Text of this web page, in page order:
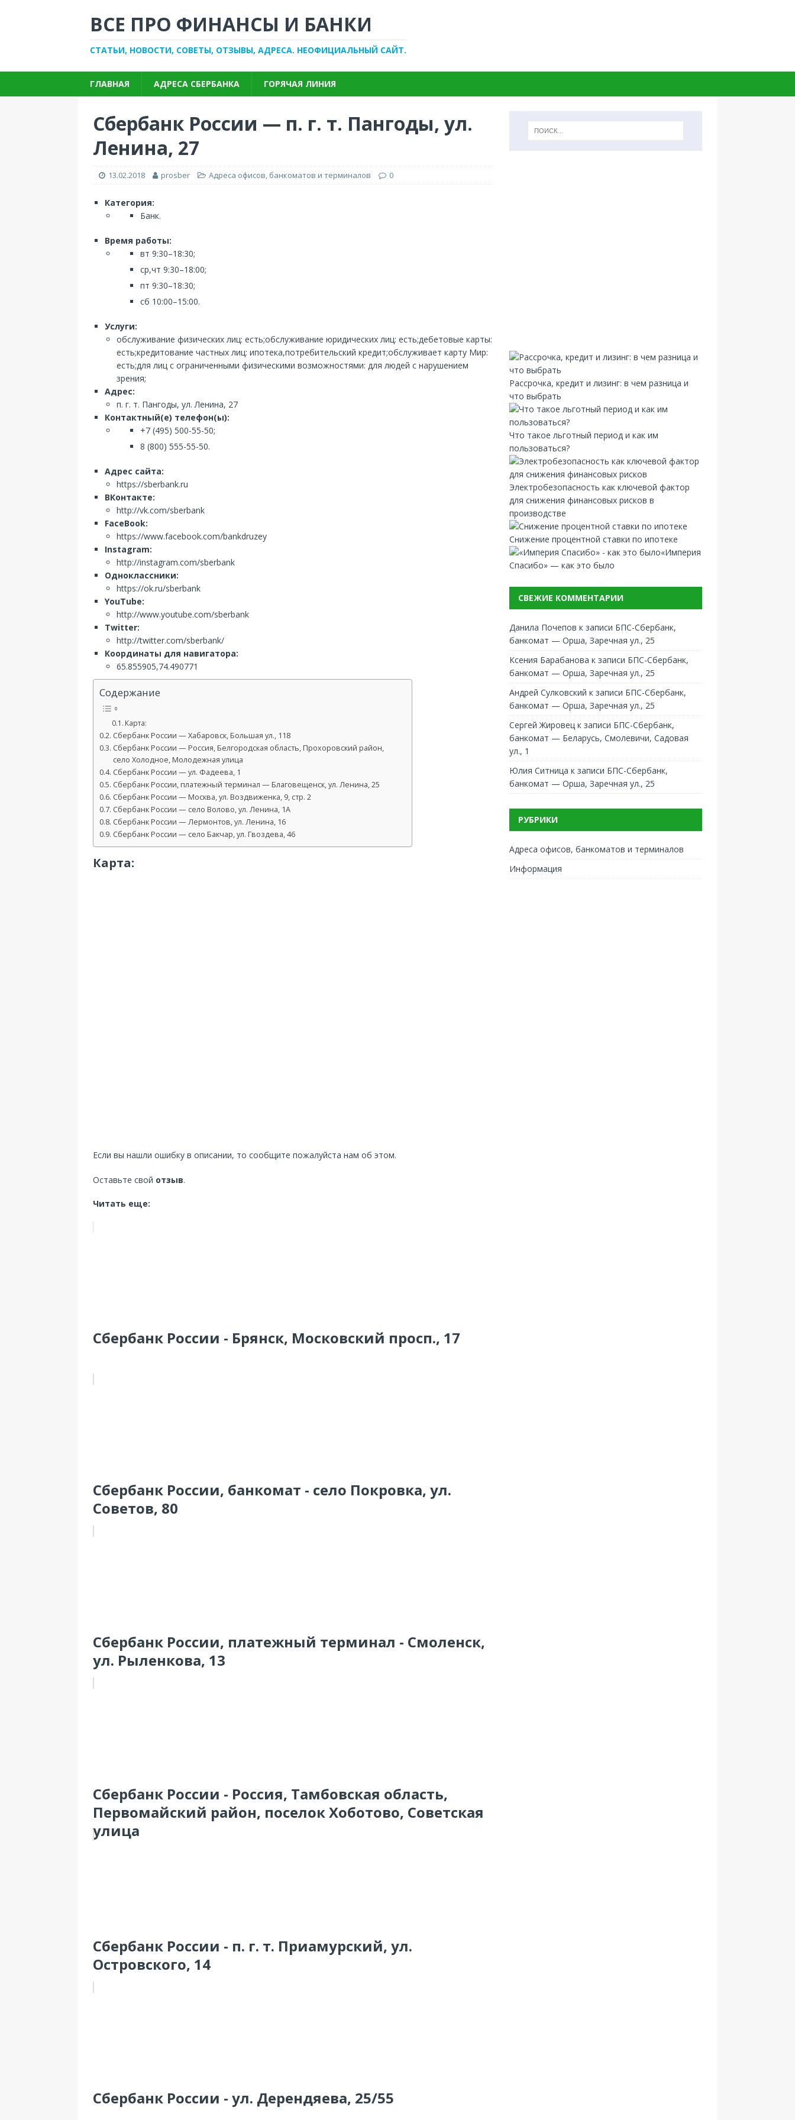
ВСЕ ПРО ФИНАНСЫ И БАНКИ
СТАТЬИ, НОВОСТИ, СОВЕТЫ, ОТЗЫВЫ, АДРЕСА. НЕОФИЦИАЛЬНЫЙ САЙТ.
ГЛАВНАЯ АДРЕСА СБЕРБАНКА ГОРЯЧАЯ ЛИНИЯ
Сбербанк России — п. г. т. Пангоды, ул.
Ленина, 27
13.02.2018 prosber Адреса офисов, банкоматов и терминалов 0
Категория:
Банк.
Время работы:
вт 9:30–18:30;
ср,чт 9:30–18:00;
пт 9:30–18:30;
сб 10:00–15:00.
Услуги:
обслуживание физических лиц: есть;обслуживание юридических лиц: есть;дебетовые карты:
есть;кредитование частных лиц: ипотека,потребительский кредит;обслуживает карту Мир:
есть;для лиц с ограниченными физическими возможностями: для людей с нарушением
зрения;
Адрес:
п. г. т. Пангоды, ул. Ленина, 27
Контактный(е) телефон(ы):
+7 (495) 500-55-50;
8 (800) 555-55-50.
Адрес сайта:
https://sberbank.ru
ВКонтакте:
http://vk.com/sberbank
FaceBook:
https://www.facebook.com/bankdruzey
Instagram:
http://instagram.com/sberbank
Одноклассники:
https://ok.ru/sberbank
YouTube:
http://www.youtube.com/sberbank
Twitter:
http://twitter.com/sberbank/
Координаты для навигатора:
65.855905,74.490771
Содержание
Карта:
Сбербанк России — Хабаровск, Большая ул., 118
Сбербанк России — Россия, Белгородская область, Прохоровский район,
село Холодное, Молодежная улица
Сбербанк России — ул. Фадеева, 1
Сбербанк России, платежный терминал — Благовещенск, ул. Ленина, 25
Сбербанк России — Москва, ул. Воздвиженка, 9, стр. 2
Сбербанк России — село Волово, ул. Ленина, 1А
Сбербанк России — Лермонтов, ул. Ленина, 16
Сбербанк России — село Бакчар, ул. Гвоздева, 46
Карта:
Если вы нашли ошибку в описании, то сообщите пожалуйста нам об этом.
Оставьте свой отзыв.
Читать еще:
Сбербанк России - Брянск, Московский просп., 17
Сбербанк России, банкомат - село Покровка, ул.
Советов, 80
Сбербанк России, платежный терминал - Смоленск,
ул. Рыленкова, 13
Сбербанк России - Россия, Тамбовская область,
Первомайский район, поселок Хоботово, Советская
улица
Сбербанк России - п. г. т. Приамурский, ул.
Островского, 14
Сбербанк России - ул. Дерендяева, 25/55
Рассрочка, кредит и лизинг: в чем разница и
что выбрать
Что такое льготный период и как им
пользоваться?
Электробезопасность как ключевой фактор
для снижения финансовых рисков в
производстве
Снижение процентной ставки по ипотеке
«Империя
Спасибо» — как это было
СВЕЖИЕ КОММЕНТАРИИ
Данила Почепов к записи БПС-Сбербанк,
банкомат — Орша, Заречная ул., 25
Ксения Барабанова к записи БПС-Сбербанк,
банкомат — Орша, Заречная ул., 25
Андрей Сулковский к записи БПС-Сбербанк,
банкомат — Орша, Заречная ул., 25
Сергей Жировец к записи БПС-Сбербанк,
банкомат — Беларусь, Смолевичи, Садовая
ул., 1
Юлия Ситница к записи БПС-Сбербанк,
банкомат — Орша, Заречная ул., 25
РУБРИКИ
Адреса офисов, банкоматов и терминалов
Информация